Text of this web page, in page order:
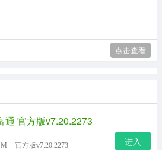
点击查看
通 官方版v7.20.2273
官方版v7.20.2273 进入